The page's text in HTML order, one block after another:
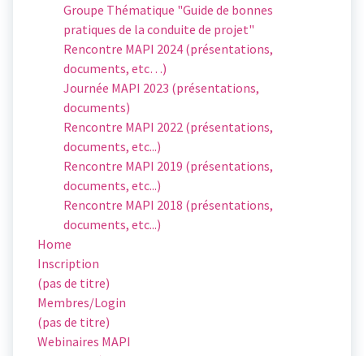
Groupe Thématique "Guide de bonnes
pratiques de la conduite de projet"
Rencontre MAPI 2024 (présentations,
documents, etc…)
Journée MAPI 2023 (présentations,
documents)
Rencontre MAPI 2022 (présentations,
documents, etc...)
Rencontre MAPI 2019 (présentations,
documents, etc...)
Rencontre MAPI 2018 (présentations,
documents, etc...)
Home
Inscription
(pas de titre)
Membres/Login
(pas de titre)
Webinaires MAPI